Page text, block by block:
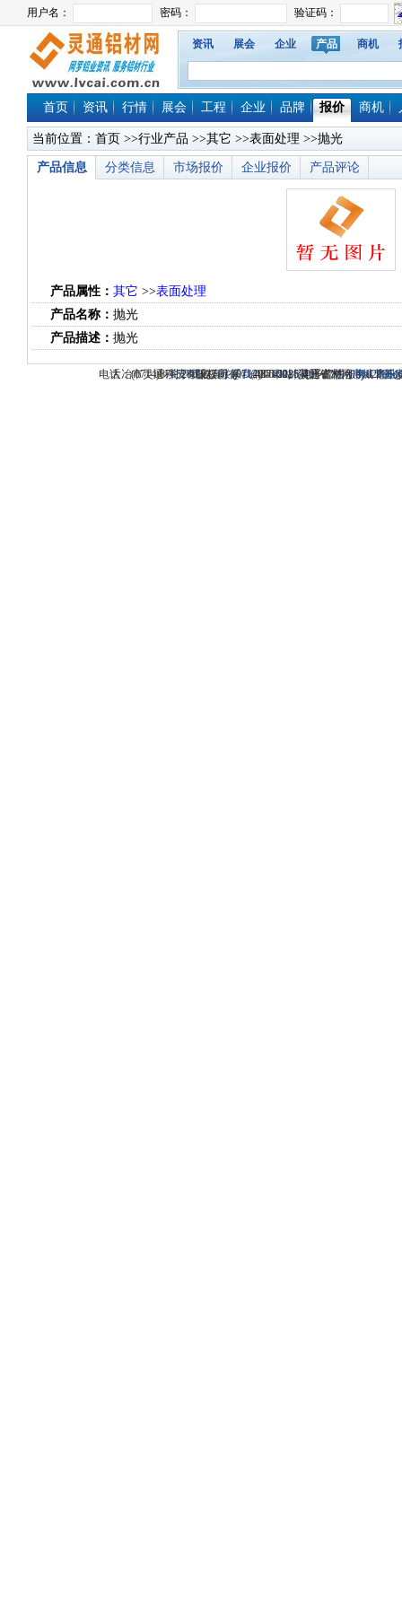
资讯 展会 企业 产品 商机
首页 资讯 行情 展会 工程 企业 品牌 报价 商机
当前位置： 首页 >>行业产品 >>其它 >>表面处理 >>抛光
产品信息 分类信息 市场报价 企业报价 产品评论
产品属性： 其它 >>表面处理
产品名称： 抛光
产品描述： 抛光
关于我们-联系我们-本站招聘-广告服务-商业
电话：(0714)8765286 传真：(0714)8765285 电子邮件：
大冶市灵通科技有限公司 @ （435100）湖北省大冶市城北开
版权所有 © 2006-2026灵通铝材网鄂ICP备